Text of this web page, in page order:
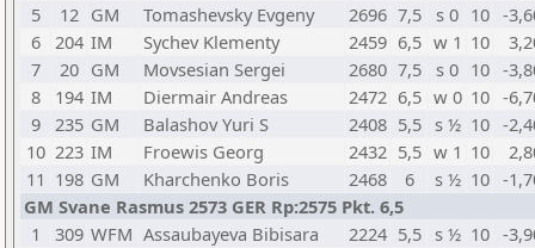
5
12 GM Tomashevsky Evgeny 2696 7,5 s 0 10 -
6 204 IM Sychev Klementy 2459 6,5 w 1 10
7
20 GM Movsesian Sergei 2680 7,5 s 0 10 -
8
194 IM Diermair Andreas 2472 6,5 w 0 10 -
9 235 GM Balashov Yuri S 2408 5,5 s ½ 10 -
10 223 IM Froewis Georg 2432 5,5 w 1 10
11 198 GM Kharchenko Boris 2468 6 s ½ 10 -
GM Svane Rasmus 2573 GER Rp:2575 Pkt. 6,5
1
309 WFM Assaubayeva Bibisara 2224 5,5 s ½ 10 -